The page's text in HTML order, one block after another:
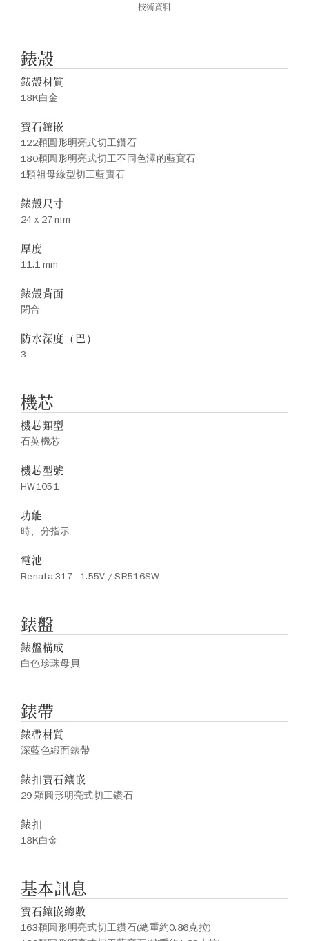
技術資料
錶殼
錶殼材質
18K白金
寶石鑲嵌
122顆圓形明亮式切工鑽石
180顆圓形明亮式切工不同色澤的藍寶石
1顆祖母綠型切工藍寶石
錶殼尺寸
24 x 27 mm
厚度
11.1 mm
錶殼背面
閉合
防水深度（巴）
3
機芯
機芯類型
石英機芯
機芯型號
HW1051
功能
時、分指示
電池
Renata 317 - 1.55V / SR516SW
錶盤
錶盤構成
白色珍珠母貝
錶帶
錶帶材質
深藍色緞面錶帶
錶扣寶石鑲嵌
29 顆圓形明亮式切工鑽石
錶扣
18K白金
基本訊息
寶石鑲嵌總數
163顆圓形明亮式切工鑽石(總重約0.86克拉)